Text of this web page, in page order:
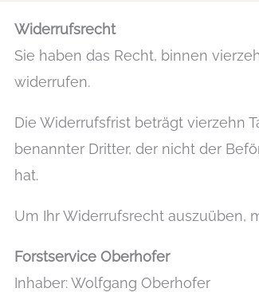
Widerrufsrecht
Sie haben das Recht, binnen
widerrufen.
Die Widerrufsfrist beträgt vierzehn
benannter Dritter, der nicht der
hat.
Um Ihr Widerrufsrecht auszuüben,
Forstservice Oberhofer
Inhaber: Wolfgang Oberhofer